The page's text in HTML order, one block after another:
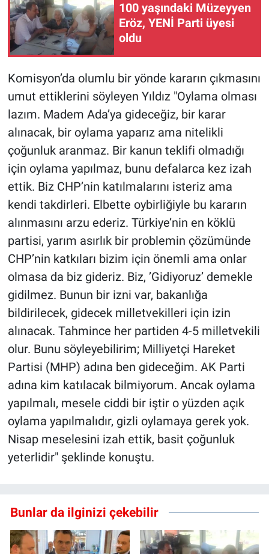
100 yaşındaki Müzeyyen
Eröz, YENİ Parti üyesi
oldu
Komisyon’da olumlu bir yönde kararın çıkmasını
umut ettiklerini söyleyen Yıldız "Oylama olması
lazım. Madem Ada’ya gideceğiz, bir karar
alınacak, bir oylama yaparız ama nitelikli
çoğunluk aranmaz. Bir kanun teklifi olmadığı
için oylama yapılmaz, bunu defalarca kez izah
ettik. Biz CHP’nin katılmalarını isteriz ama
kendi takdirleri. Elbette oybirliğiyle bu kararın
alınmasını arzu ederiz. Türkiye’nin en köklü
partisi, yarım asırlık bir problemin çözümünde
CHP’nin katkıları bizim için önemli ama onlar
olmasa da biz gideriz. Biz, ’Gidiyoruz’ demekle
gidilmez. Bunun bir izni var, bakanlığa
bildirilecek, gidecek milletvekilleri için izin
alınacak. Tahmince her partiden 4-5 milletvekili
olur. Bunu söyleyebilirim; Milliyetçi Hareket
Partisi (MHP) adına ben gideceğim. AK Parti
adına kim katılacak bilmiyorum. Ancak oylama
yapılmalı, mesele ciddi bir iştir o yüzden açık
oylama yapılmalıdır, gizli oylamaya gerek yok.
Nisap meselesini izah ettik, basit çoğunluk
yeterlidir" şeklinde konuştu.
Bunlar da ilginizi çekebilir